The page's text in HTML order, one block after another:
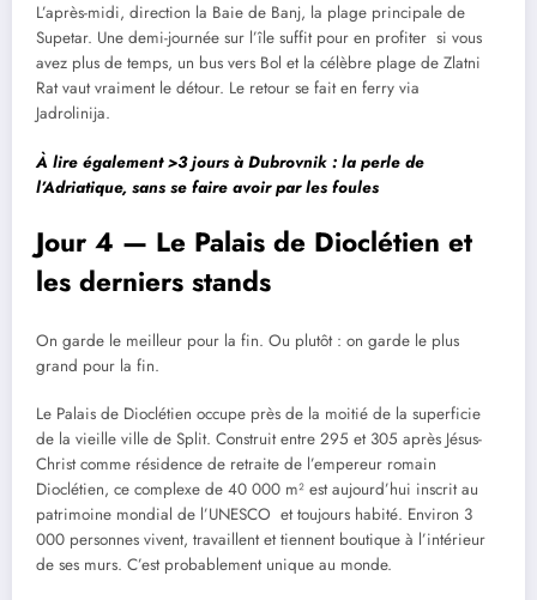
L’après-midi, direction la Baie de Banj, la plage principale de
Supetar. Une demi-journée sur l’île suffit pour en profiter si vous
avez plus de temps, un bus vers Bol et la célèbre plage de Zlatni
Rat vaut vraiment le détour. Le retour se fait en ferry via
Jadrolinija.
À lire également >3 jours à Dubrovnik : la perle de
l’Adriatique, sans se faire avoir par les foules
Jour 4 — Le Palais de Dioclétien et
les derniers stands
On garde le meilleur pour la fin. Ou plutôt : on garde le plus
grand pour la fin.
Le Palais de Dioclétien occupe près de la moitié de la superficie
de la vieille ville de Split. Construit entre 295 et 305 après Jésus-
Christ comme résidence de retraite de l’empereur romain
Dioclétien, ce complexe de 40 000 m² est aujourd’hui inscrit au
patrimoine mondial de l’UNESCO et toujours habité. Environ 3
000 personnes vivent, travaillent et tiennent boutique à l’intérieur
de ses murs. C’est probablement unique au monde.